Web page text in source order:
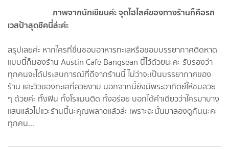
ภาพจากนักเขียนค่ะ จุดไฮไลค์ของทางร้านก็คือรถ
เวสป้าสุดชิคนี่ล่ะค่ะ
สรุปเลยค่ะ หากใครที่ชื่นชอบอาหารทะเลหรือชอบบรรยากาศติดหาด
แบบนี้ก็มองร้าน Austin Cafe Bangsean นี้ไว้ด้วยนะคะ รับรองว่า
ทุกคนจะได้ประสบการณ์ที่ดีจากร้านนี้ ไม่ว่าจะเป็นบรรยากาศของ
ร้าน และวิวของทะเลที่สวยงาม นอกจากนี้ยังมีพระอาทิตย์ให้ชมสวย
ๆ ด้วยค่ะ ทั้งฟิน ทั้งโรแมนติด ทั้งอร่อย บอกได้คำเดียวว่าใครมาบาง
แสนแล้วไม่แวะร้านนี้นะคุณพลาดแล้วล่ะ เพราะฉะนั้นมาลองดูกันนะคะ
ทุกคน...